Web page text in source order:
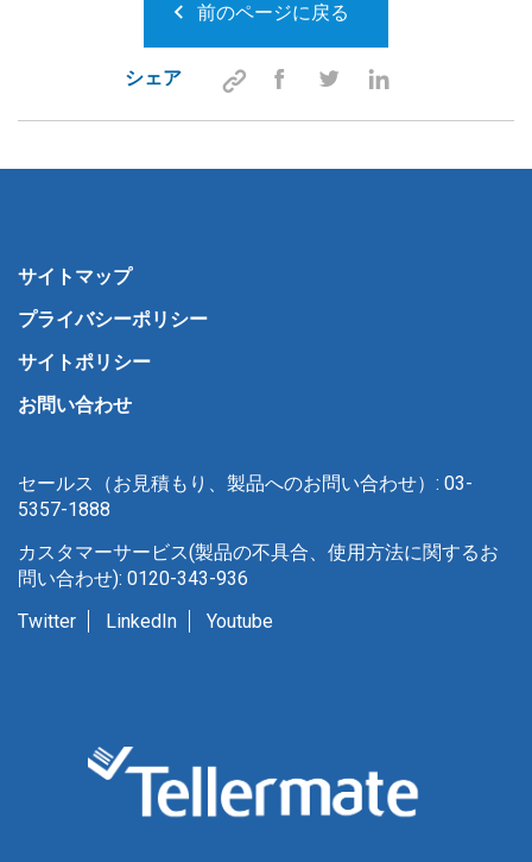
前のページに戻る
シェア
サイトマップ
プライバシーポリシー
サイトポリシー
お問い合わせ
セールス（お見積もり、製品へのお問い合わせ）: 03-
5357-1888
カスタマーサービス(製品の不具合、使用方法に関するお
問い合わせ): 0120-343-936
Twitter
LinkedIn Youtube